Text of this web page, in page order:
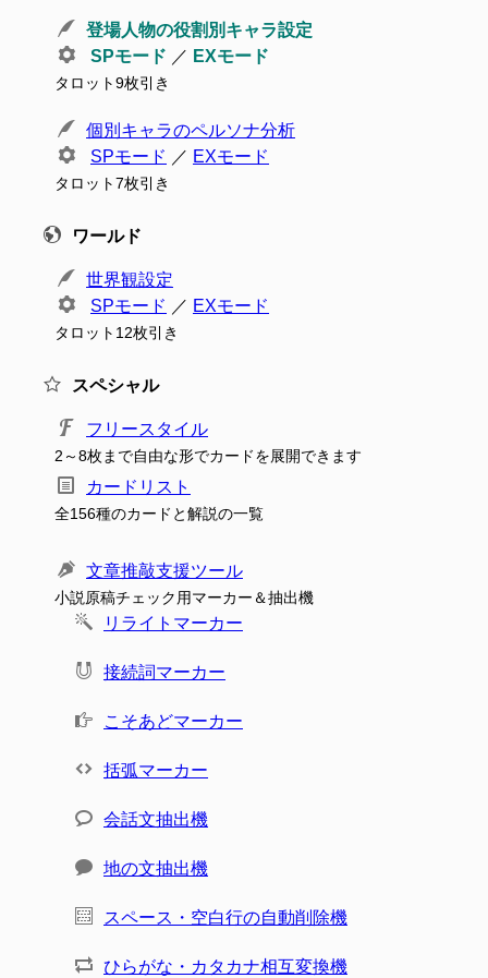
登場人物の役割別キャラ設定
SPモード ／ EXモード
タロット9枚引き
個別キャラのペルソナ分析
SPモード ／ EXモード
タロット7枚引き
ワールド
世界観設定
SPモード ／ EXモード
タロット12枚引き
スペシャル
フリースタイル
2～8枚まで自由な形でカードを展開できます
カードリスト
全156種のカードと解説の一覧
文章推敲支援ツール
小説原稿チェック用マーカー＆抽出機
リライトマーカー
接続詞マーカー
こそあどマーカー
括弧マーカー
会話文抽出機
地の文抽出機
スペース・空白行の自動削除機
ひらがな・カタカナ相互変換機